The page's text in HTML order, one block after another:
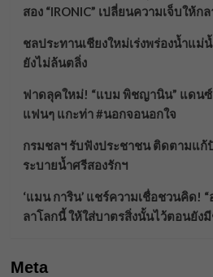
สอง “IRONIC” เปลี่ยนความเจ็บให้ก
ชลประทานเชียงใหม่เร่งพร่องน้ำแม่
ยังไม่ล้นตลิ่ง
ฟาดลุคใหม่! “แบม พิชญานิน” แดน
แฟนๆ แกะท่า #นอกจอนอกใจ
กรมชลฯ รับฟังประชาชน ติดตามแก้
ระบายน้ำศรีสองรักฯ
‘แมน การิน’ แชร์ความเชื่อชวนคิด!
ลาโลกนี้ ให้ใส่บาตรสิ่งนั้นไว้ตอนยังมี
Meta